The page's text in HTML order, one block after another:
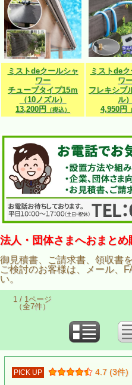
ミストdeクールシャ
ワー
チューブタイプ15ｍ
（10ノズル）
13,200円 （税込）
ミストde
ワ
フレキシブ
ル）
4,950円
法人・団体さまへおまとめ
御見積書、ご請求書、領収書
ご検討のお客様は、メール、
い。
1 / 1ページ
（全7件）
PICK UP 4.7 (3件)